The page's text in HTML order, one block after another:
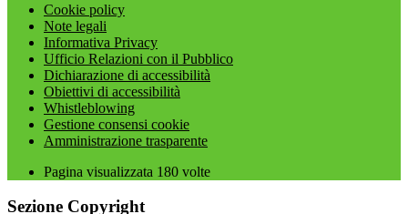
Cookie policy
Note legali
Informativa Privacy
Ufficio Relazioni con il Pubblico
Dichiarazione di accessibilità
Obiettivi di accessibilità
Whistleblowing
Gestione consensi cookie
Amministrazione trasparente
Pagina visualizzata 180 volte
Sezione Copyright